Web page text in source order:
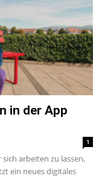
in der App
1
arbeiten zu lassen,
ein neues digitales